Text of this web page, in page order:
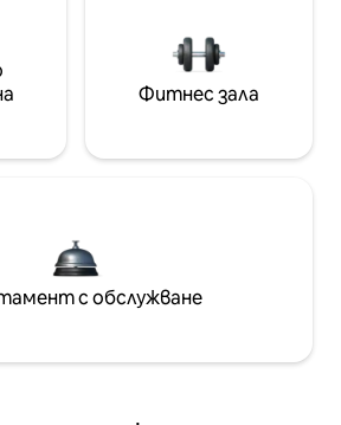
Фитнес зала
с обслужване